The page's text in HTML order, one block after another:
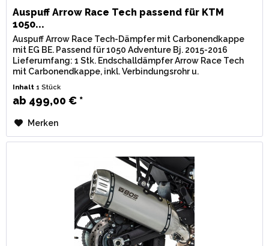
Auspuff Arrow Race Tech passend für KTM
1050...
Auspuff Arrow Race Tech-Dämpfer mit Carbonendkappe
mit EG BE. Passend für 1050 Adventure Bj. 2015-2016
Lieferumfang: 1 Stk. Endschalldämpfer Arrow Race Tech
mit Carbonendkappe, inkl. Verbindungsrohr u.
Inhalt1 Stück
ab 499,00 € *
Merken